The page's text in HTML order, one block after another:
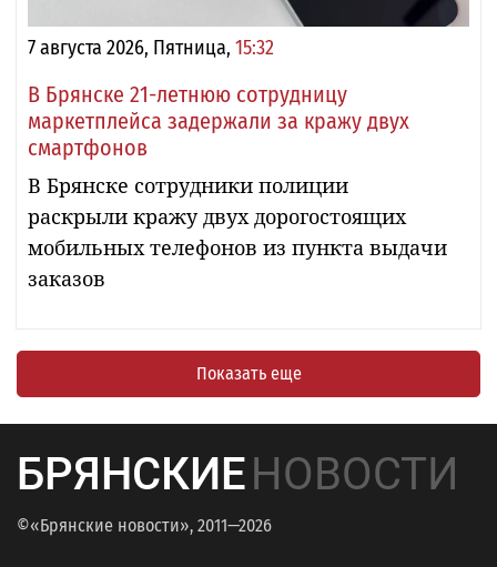
7 августа 2026, Пятница, 15:32
В Брянске 21-летнюю сотрудницу
маркетплейса задержали за кражу двух
смартфонов
В Брянске сотрудники полиции
раскрыли кражу двух дорогостоящих
мобильных телефонов из пункта выдачи
заказов
Показать еще
БРЯНСКИЕНОВОСТИ
©«Брянские новости», 2011—2026